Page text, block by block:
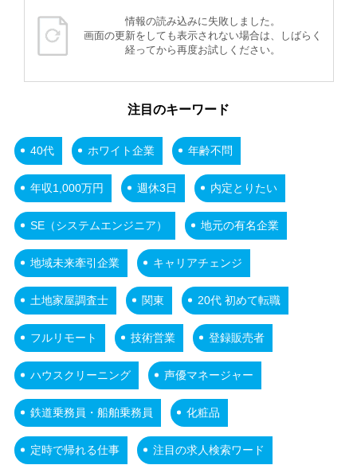
情報の読み込みに失敗しました。
画面の更新をしても表示されない場合は、しばらく
経ってから再度お試しください。
注目のキーワード
40代 ホワイト企業 年齢不問
年収1,000万円 週休3日 内定とりたい
SE（システムエンジニア） 地元の有名企業
地域未来牽引企業 キャリアチェンジ
土地家屋調査士 関東 20代 初めて転職
フルリモート 技術営業 登録販売者
ハウスクリーニング 声優マネージャー
鉄道乗務員・船舶乗務員 化粧品
定時で帰れる仕事 注目の求人検索ワード